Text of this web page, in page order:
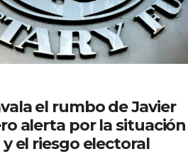
el rumbo de Javier
alerta por la situación
el riesgo electoral